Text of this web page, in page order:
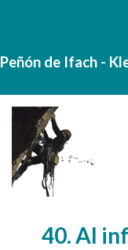
Peñón de Ifach -
40. Al